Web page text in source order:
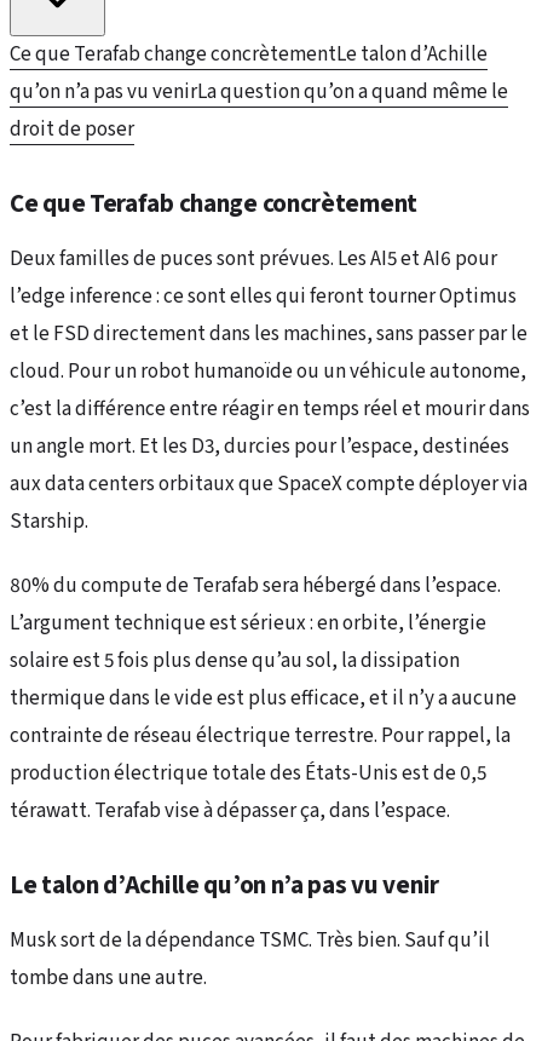
Ce que Terafab change concrètementLe talon d’Achille
qu’on n’a pas vu venirLa question qu’on a quand même le
droit de poser
Ce que Terafab change concrètement
Deux familles de puces sont prévues. Les AI5 et AI6 pour
l’edge inference : ce sont elles qui feront tourner Optimus
et le FSD directement dans les machines, sans passer par le
cloud. Pour un robot humanoïde ou un véhicule autonome,
c’est la différence entre réagir en temps réel et mourir dans
un angle mort. Et les D3, durcies pour l’espace, destinées
aux data centers orbitaux que SpaceX compte déployer via
Starship.
80% du compute de Terafab sera hébergé dans l’espace.
L’argument technique est sérieux : en orbite, l’énergie
solaire est 5 fois plus dense qu’au sol, la dissipation
thermique dans le vide est plus efficace, et il n’y a aucune
contrainte de réseau électrique terrestre. Pour rappel, la
production électrique totale des États-Unis est de 0,5
térawatt. Terafab vise à dépasser ça, dans l’espace.
Le talon d’Achille qu’on n’a pas vu venir
Musk sort de la dépendance TSMC. Très bien. Sauf qu’il
tombe dans une autre.